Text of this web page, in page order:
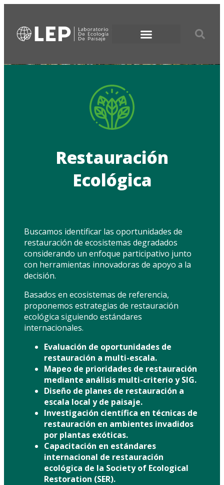
Restauración
Ecológica
Buscamos identificar las oportunidades de
restauración de ecosistemas degradados
considerando un enfoque participativo junto
con herramientas innovadoras de apoyo a la
decisión.
Basados en ecosistemas de referencia,
proponemos estrategias de restauración
ecológica siguiendo estándares
internacionales.
Evaluación de oportunidades de
restauración a multi-escala.
Mapeo de prioridades de restauración
mediante análisis multi-criterio y SIG.
Diseño de planes de restauración a
escala local y de paisaje.
Investigación científica en técnicas de
restauración en ambientes invadidos
por plantas exóticas.
Capacitación en estándares
internacional de restauración
ecológica de la Society of Ecological
Restoration (SER).